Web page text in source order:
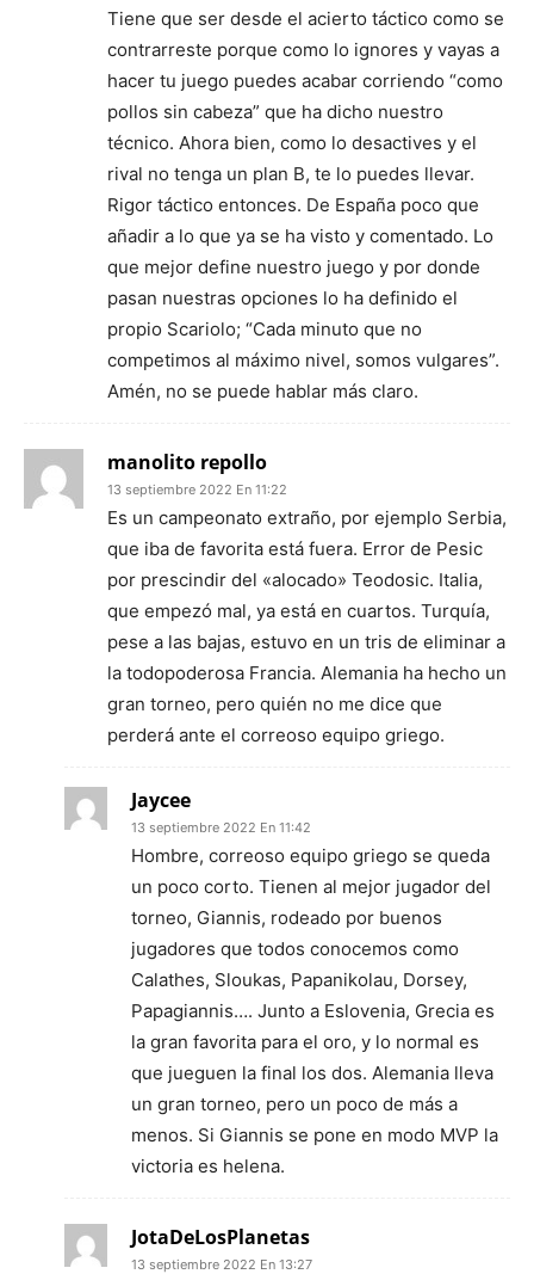
Tiene que ser desde el acierto táctico como se
contrarreste porque como lo ignores y vayas a
hacer tu juego puedes acabar corriendo “como
pollos sin cabeza” que ha dicho nuestro
técnico. Ahora bien, como lo desactives y el
rival no tenga un plan B, te lo puedes llevar.
Rigor táctico entonces. De España poco que
añadir a lo que ya se ha visto y comentado. Lo
que mejor define nuestro juego y por donde
pasan nuestras opciones lo ha definido el
propio Scariolo; “Cada minuto que no
competimos al máximo nivel, somos vulgares”.
Amén, no se puede hablar más claro.
manolito repollo
13 septiembre 2022 En 11:22
Es un campeonato extraño, por ejemplo Serbia,
que iba de favorita está fuera. Error de Pesic
por prescindir del «alocado» Teodosic. Italia,
que empezó mal, ya está en cuartos. Turquía,
pese a las bajas, estuvo en un tris de eliminar a
la todopoderosa Francia. Alemania ha hecho un
gran torneo, pero quién no me dice que
perderá ante el correoso equipo griego.
Jaycee
13 septiembre 2022 En 11:42
Hombre, correoso equipo griego se queda
un poco corto. Tienen al mejor jugador del
torneo, Giannis, rodeado por buenos
jugadores que todos conocemos como
Calathes, Sloukas, Papanikolau, Dorsey,
Papagiannis…. Junto a Eslovenia, Grecia es
la gran favorita para el oro, y lo normal es
que jueguen la final los dos. Alemania lleva
un gran torneo, pero un poco de más a
menos. Si Giannis se pone en modo MVP la
victoria es helena.
JotaDeLosPlanetas
13 septiembre 2022 En 13:27